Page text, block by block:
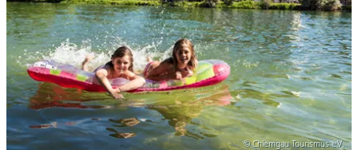
Tips
© Chiemgau Tourismus e.V.